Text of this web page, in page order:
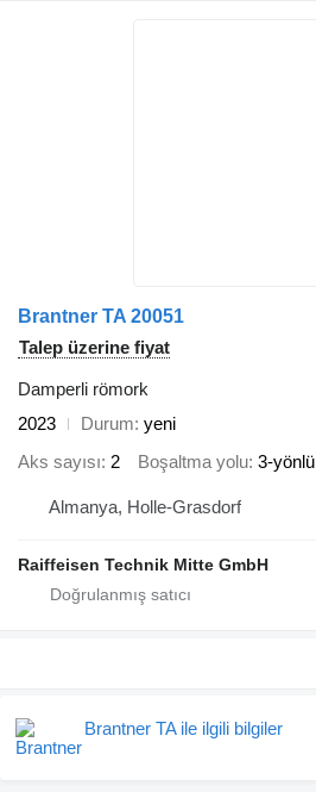
Brantner TA 20051
Talep üzerine fiyat
Damperli römork
2023
Durum yeni
Aks sayısı 2 Boşaltma yolu 3-yönlü
Almanya, Holle-Grasdorf
Raiffeisen Technik Mitte GmbH
Brantner TA ile ilgili bilgiler